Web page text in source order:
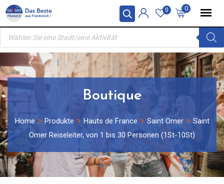
Skip
content
0
0
Products
search
Boutique
Home Produkte Hauts de France Saint Omer
Saint
Omer Reiseleiter, von 1 bis 30 Personen (1St-10St)